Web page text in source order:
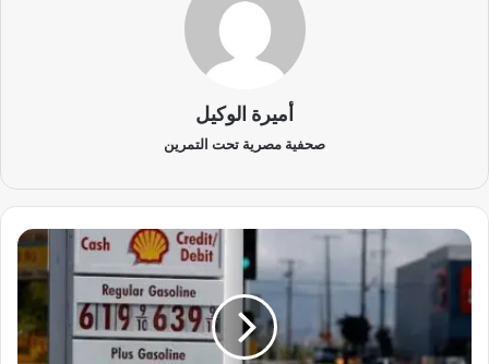
أميرة الوكيل
صحفية مصرية تحت التمرين
ح
ر
ب
ا
خ